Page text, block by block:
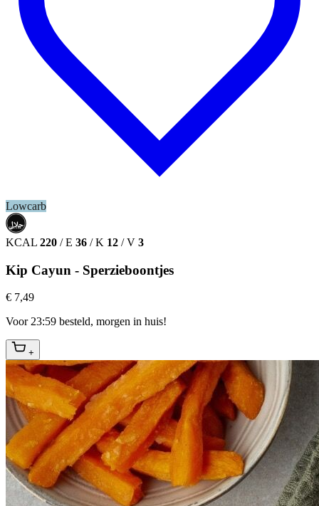
Lowcarb
حلال
HALAL
KCAL 220 / E 36 / K 12 / V 3
Kip Cayun - Sperzieboontjes
€ 7,49
Voor 23:59 besteld, morgen in huis!
+